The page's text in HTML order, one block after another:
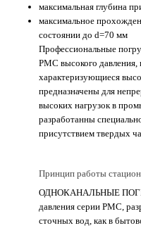
максимальная глубина
максимальное
состоянии до d=70 мм
Профессиональные
PMC высокого
характеризующиеся
предназначены для
высоких нагрузок в
разработанны
присутствием твердых
Принцип работы
ОДНОКАНАЛЬНЫЕ
давления серии РМС,
сточных вод, как в